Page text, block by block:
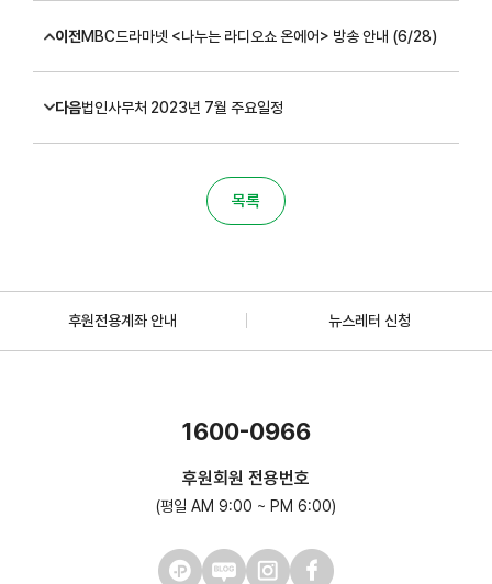
이전MBC드라마넷 <나누는 라디오쇼 온에어> 방송 안내 (6/28)
다음법인사무처 2023년 7월 주요일정
목록
후원전용계좌 안내 뉴스레터 신청
1600-0966
후원회원 전용번호
(평일 AM 9:00 ~ PM 6:00)